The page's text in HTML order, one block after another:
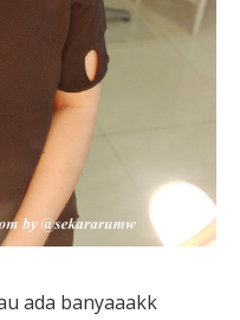
ada banyaaakk